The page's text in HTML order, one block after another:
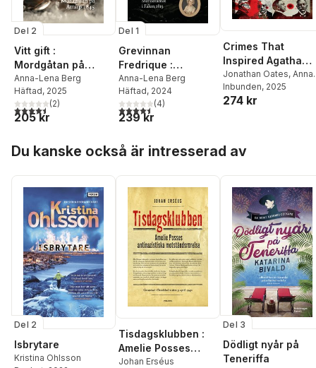
Del 2
Vitt gift :
Mordgåtan på
Attarp 1845
Anna-Lena Berg
Häftad, 2025
4,5utav 5 stjärnor. Totalt antal röster:
(2)
205 kr
Del 1
Grevinnan
Fredrique :
morddramat i Falun
1815
Anna-Lena Berg
Häftad, 2024
4,5utav 5 stjärnor. Totalt antal röster:
(4)
239 kr
Crimes That
Inspired Agatha
Christie
Jonathan Oates,
Lena Berg
Inbunden, 2025
274 kr
Du kanske också är intresserad av
Del 2
Isbrytare
Kristina Ohlsson
Tisdagsklubben :
Amelie Posses
antinazistiska
Johan Erséus
Del 3
Dödligt nyår på
Teneriffa